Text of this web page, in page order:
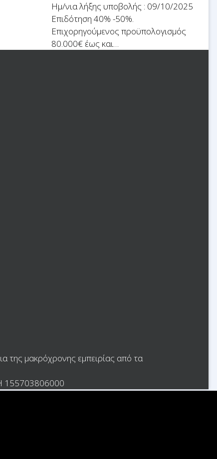
Ημ/νια λήξης υποβολής : 09/10/2025
Επιδότηση 40% -50%.
Επιχορηγούμενος προϋπολογισμός
80.000€ έως και…
της μακρόχρονης εμπειρίας από τα
155703806000